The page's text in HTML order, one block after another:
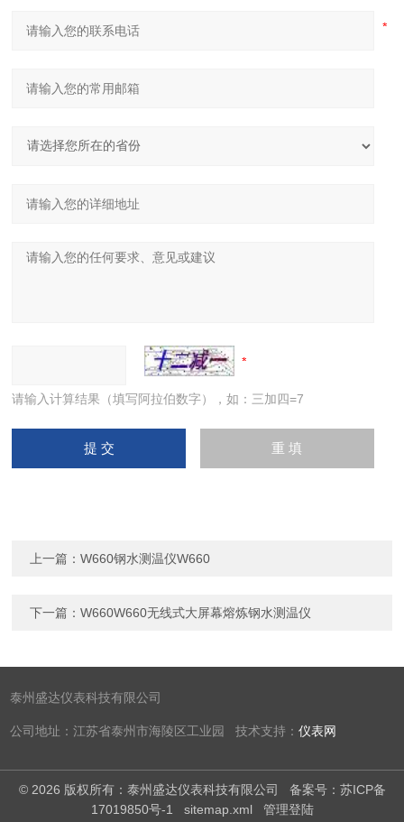
请输入计算结果（填写阿拉伯数字），如：三加四=7
上一篇：W660钢水测温仪W660
下一篇：W660W660无线式大屏幕熔炼钢水测温仪
泰州盛达仪表科技有限公司
公司地址：江苏省泰州市海陵区工业园 技术支持：仪表网
© 2026 版权所有：泰州盛达仪表科技有限公司 备案号：苏ICP备
17019850号-1
sitemap.xml 管理登陆